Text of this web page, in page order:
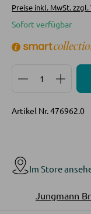
Vitrinen
TV-
TV-
Preise inkl. MwSt.
Sofort verfügbar
Artikel Nr.476962.0
Im Store
Jungmann